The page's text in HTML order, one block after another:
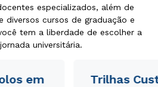
especializados, além de
diversos cursos de graduação e
tem a liberdade de escolher a
universitária.
em
Trilhas